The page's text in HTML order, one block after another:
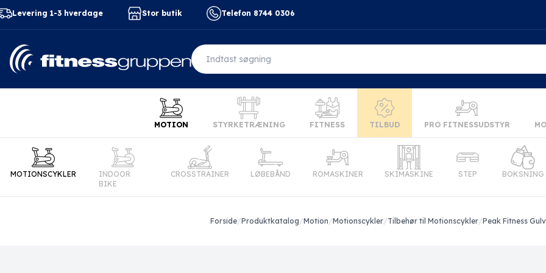
Levering 1-3 hverdage Stor butik Telefon 8744 0306
MOTION STYRKETRÆNING FITNESS TILBUD PRO FITNESSUDSTYR
MOTIONSCYKLER
INDOOR
BIKE
CROSSTRAINER LØBEBÅND ROMASKINER SKIMASKINE STEP BOKSNING
Forside/Produktkatalog/Motion/Motionscykler/Tilbehør til Motionscykler/Peak Fitness